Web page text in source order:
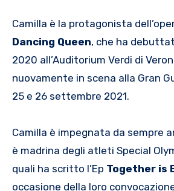
Camilla è la protagonista
Dancing Queen, che ha
2020 all’Auditorium Verdi di
nuovamente in scena alla Gran
25 e 26 settembre 2021.
Camilla è impegnata da sempre
è madrina degli atleti Special
quali ha scritto l’Ep Together is
occasione della loro